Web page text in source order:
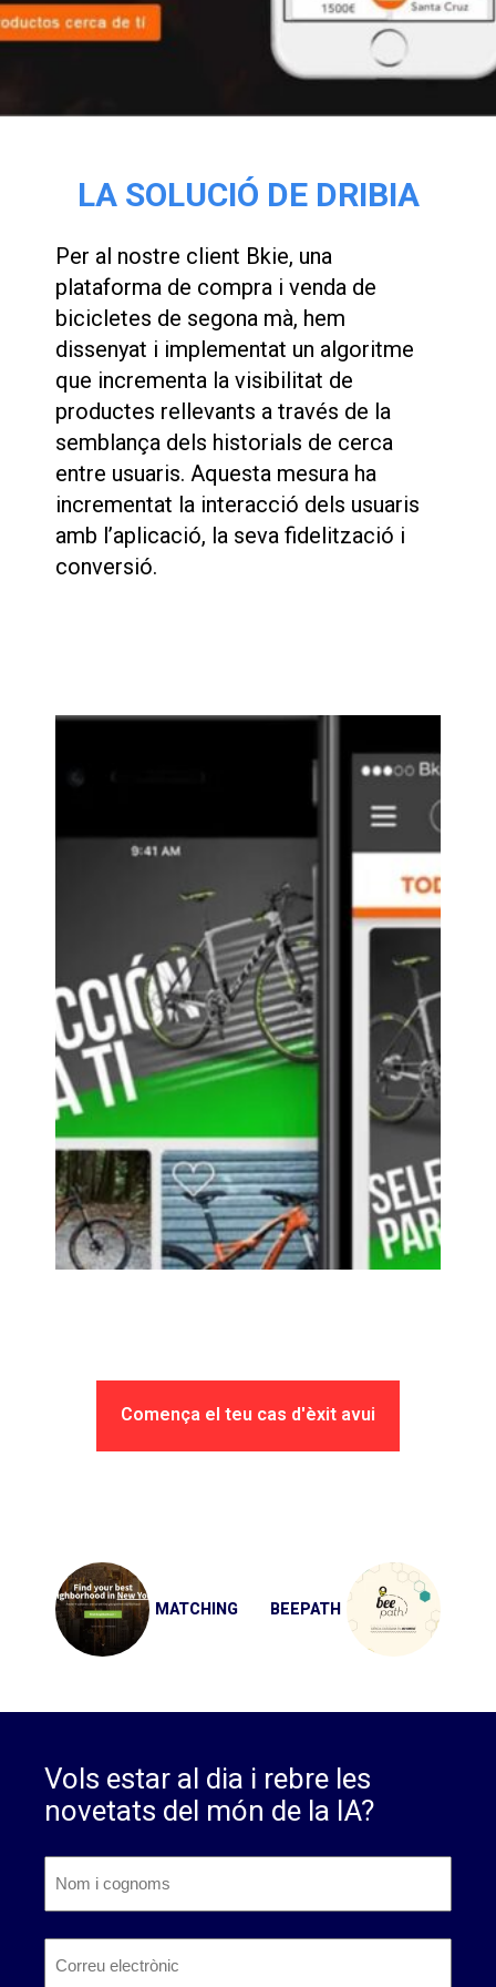
LA SOLUCIÓ DE DRIBIA
Per al nostre client Bkie, una
plataforma de compra i venda de
bicicletes de segona mà, hem
dissenyat i implementat un algoritme
que incrementa la visibilitat de
productes rellevants a través de la
semblança dels historials de cerca
entre usuaris. Aquesta mesura ha
incrementat la interacció dels usuaris
amb l’aplicació, la seva fidelització i
conversió.
Comença el teu cas d'èxit avui
Navegació
d'entradesMATCHING BEEPATH
Vols estar al dia i rebre les
novetats del món de la IA?
cognoms*
electrònic*